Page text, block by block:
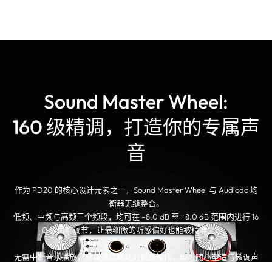
Sound Master Wheel:
160 级精调，打造你的专属声
音
作为 PD20 的核心设计元素之一，Sound Master Wheel 与 Audiodo 均
衡器无缝整合。
低频、中频与高频三个频段，均可在 –8.0 dB 至 +8.0 dB 范围内进行 16
0 级精细调节，让最细微的听感偏好也能被精准呈现。
无需中断音乐播放，只需通过转轮的触感操作，即可随心塑造与微调声